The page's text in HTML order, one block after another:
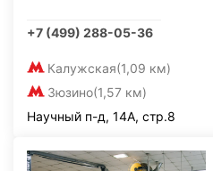
+7 (499) 288-05-36
Калужская(1,09 км)
Зюзино(1,57 км)
Научный п-д, 14А, стр.8